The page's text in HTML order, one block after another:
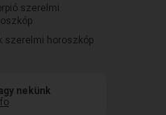
szerelmi
szerelmi horoszkóp
nekünk